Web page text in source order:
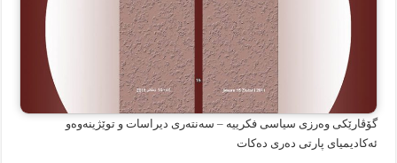
گۆڤارێکی وەرزی سیاسی فکرییە – سەنتەری دیراسات و توێژینەوەو
ئەکادیمیای پارتی دەری دەکات